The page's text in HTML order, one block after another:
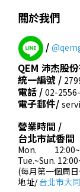
關於我們
/
QEM 沛杰股
統一編號 /
電話 / 02-
電子郵件/
營業時間 /
台北市試香間
Mon.
Tue.~Sun.
(每月第一個周
地址/台北市大